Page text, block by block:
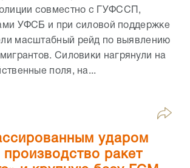
совместно с ГУФССП,
УФСБ и при силовой поддержке
масштабный рейд по выявлению
Силовики нагрянули на
поля, на...
ударом
производство ракет